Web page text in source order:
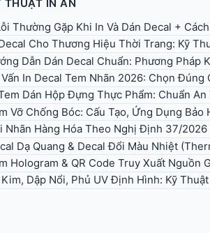
THUẬT IN ẤN
Thường Gặp Khi In Và Dán Decal +
Cho Thương Hiệu Thời Trang: Kỹ
Dẫn Dán Decal Chuẩn: Phương Pháp
In Decal Tem Nhãn 2026: Chọn
Dán Hộp Đựng Thực Phẩm: Chuẩn
Vỡ Chống Bóc: Cấu Tạo, Ứng Dụng Bảo
Nhãn Hàng Hóa Theo Nghị Định 37/
Dạ Quang & Decal Đổi Màu Nhiệt
Hologram & QR Code Truy Xuất Nguồn
Kim, Dập Nổi, Phủ UV Định Hình: Kỹ